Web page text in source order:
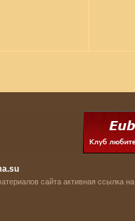
сайта активная ссылка на